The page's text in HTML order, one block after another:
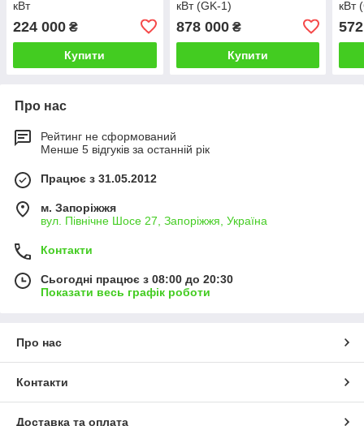
кВт
224 000 ₴
Купити
кВт (GK-1)
878 000₴
Купити
кВт
Про нас
Рейтинг не сформований
Менше 5 відгуків за останній рік
Працює з 31.05.2012
м. Запоріжжя
вул. Північне Шосе 27, Запоріжжя, Україна
Контакти
Сьогодні працює з 08:00 до 20:30
Показати весь графік роботи
Про нас
Контакти
Доставка та оплата